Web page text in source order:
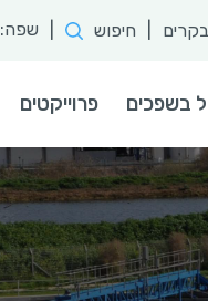
חיפוש שפה:
בשפכים פרוייקטים